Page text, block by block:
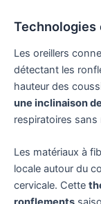
Technologies
Les oreillers
détectant les
hauteur des
une inclinaison de
respiratoires sans
Les matériaux à
locale autour du
cervicale. Cette